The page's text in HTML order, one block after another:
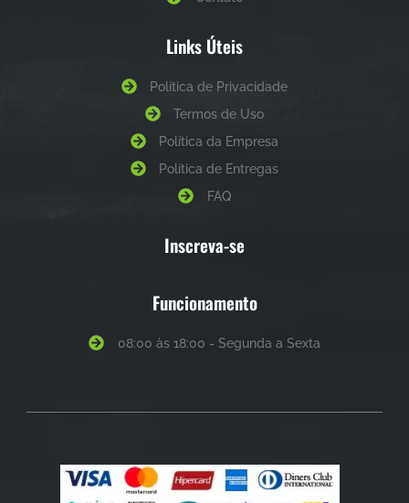
Links Úteis
Política de Privacidade
Termos de Uso
Política da Empresa
Política de Entregas
FAQ
Inscreva-se
Funcionamento
08:00 às 18:00 - Segunda a Sexta